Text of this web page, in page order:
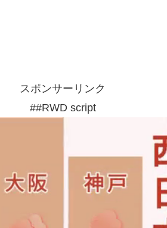
スポンサーリンク
##RWD script